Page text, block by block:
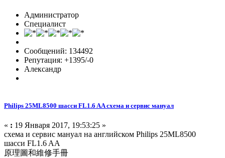
Администратор
Специалист
Сообщений: 134492
Репутация: +1395/-0
Александр
Philips 25ML8500 шасси FL1.6 AA схема и сервис мануал
« : 19 Января 2017, 19:53:25 »
схема и сервис мануал на английском Philips 25ML8500
шасси FL1.6 AA
原理圖和維修手冊